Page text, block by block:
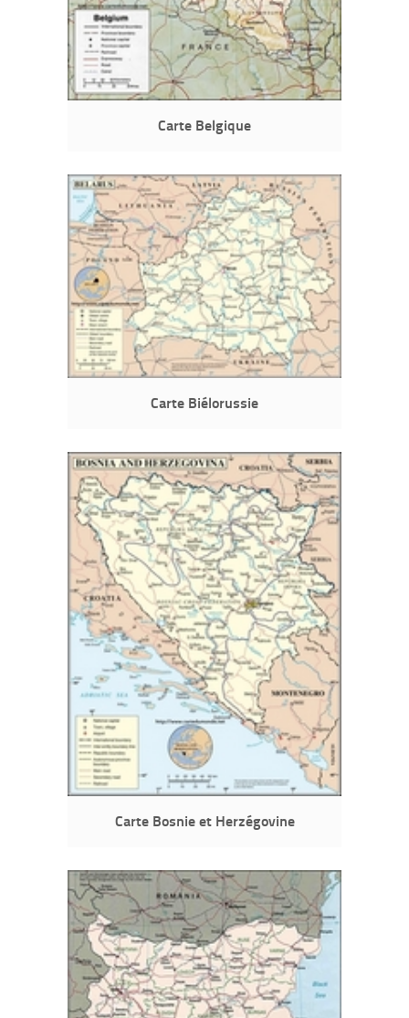
Carte Belgique
Carte Biélorussie
Carte Bosnie et Herzégovine